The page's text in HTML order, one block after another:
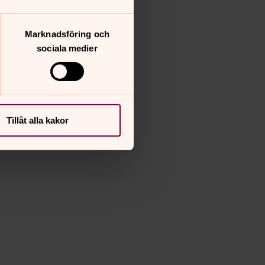
Marknadsföring och
sociala medier
Tillåt alla kakor